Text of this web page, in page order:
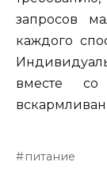
запросов
каждого
вместе со
питание